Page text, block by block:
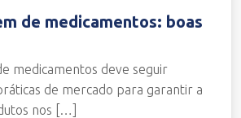
de medicamentos: boas
medicamentos deve seguir
de mercado para garantir a
nos […]